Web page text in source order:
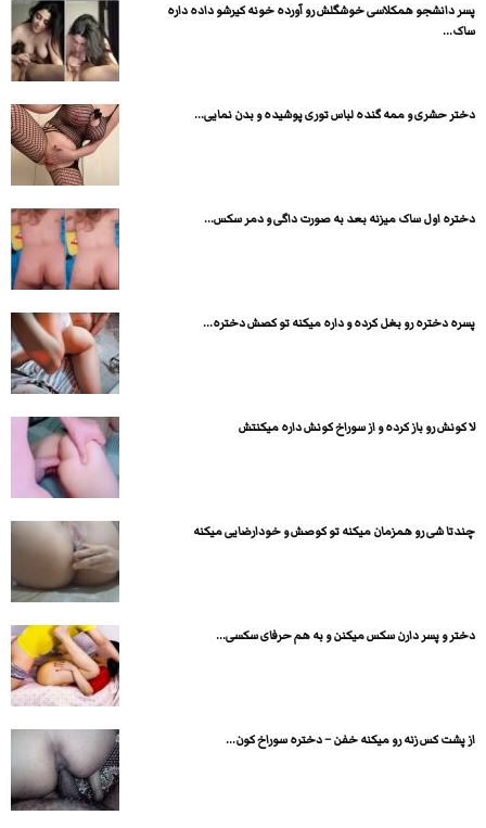
پسر دانشجو همکلاسی خوشگلش رو آورده خونه کیرشو داده داره
ساک...
دختر حشری و ممه گنده لباس توری پوشیده و بدن نمایی...
دختره اول ساک میزنه بعد به صورت داگی و دمر سکس...
پسره دختره رو بغل کرده و داره میکنه تو کصش دختره...
لا کونش رو باز کرده و از سوراخ کونش داره میکنتش
چندتا شی رو همزمان میکنه تو کوصش و خودارضایی میکنه
دختر و پسر دارن سکس میکنن و به هم حرفای سکسی...
از پشت کس زنه رو میکنه خفن – دختره سوراخ کون...